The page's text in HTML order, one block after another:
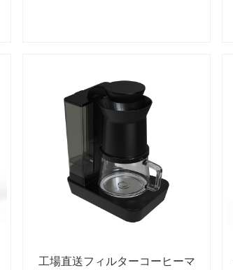
工場直送フィルターコーヒーマ